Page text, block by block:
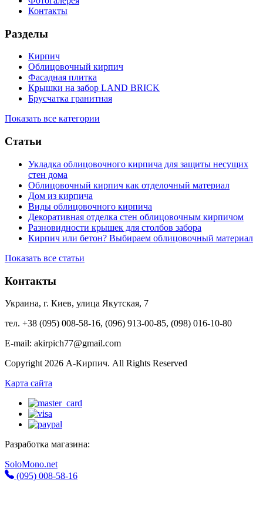
Контакты
Разделы
Кирпич
Облицовочный кирпич
Фасадная плитка
Крышки на забор LAND BRICK
Брусчатка гранитная
Показать все категории
Статьи
Укладка облицовочного кирпича для защиты несущих
стен дома
Облицовочный кирпич как отделочный материал
Дом из кирпича
Виды облицовочного кирпича
Декоративная отделка стен облицовочным кирпичом
Разновидности крышек для столбов забора
Кирпич или бетон? Выбираем облицовочный материал
Показать все статьи
Контакты
Украина, г. Киев, улица Якутская, 7
тел. +38 (095) 008-58-16, (096) 913-00-85, (098) 016-10-80
E-mail: akirpich77@gmail.com
Copyright 2026 А-Кирпич. All Rights Reserved
Карта сайта
Разработка магазина:
SoloMono.net
(095) 008-58-16